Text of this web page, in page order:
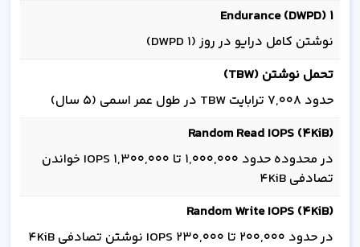
Endurance (DWPD) 1
نوشتن کامل درایو در روز (1 DWPD)
تحمل نوشتن (TBW)
حدود 7,008 ترابایت TBW در طول عمر اسمی (۵ سال)
Random Read IOPS (4KiB)
در محدوده حدود 1,000,000 تا 1,300,000 IOPS خواندن
تصادفی 4KiB
Random Write IOPS (4KiB)
در حدود 200,000 تا 230,000 IOPS نوشتن تصادفی 4KiB